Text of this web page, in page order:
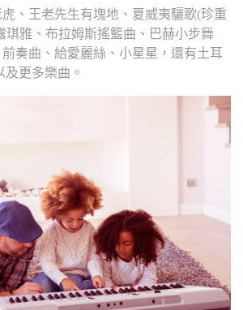
、王老先生有塊地、夏威夷驪歌(珍重
琪雅、布拉姆斯搖籃曲、巴赫小步舞
奏曲、給愛麗絲、小星星，還有土耳
更多樂曲。